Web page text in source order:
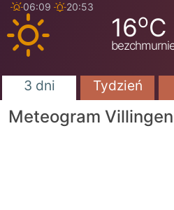
06:09 20:53
16oC
3 dni Tydzień
Meteogram